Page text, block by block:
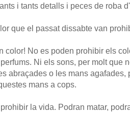
i tants detalls i peces de roba
que el passat dissabte van
color! No es poden prohibir els
Ni els sons, per molt que
abraçades o les mans
mans a cops.
la vida. Podran matar,